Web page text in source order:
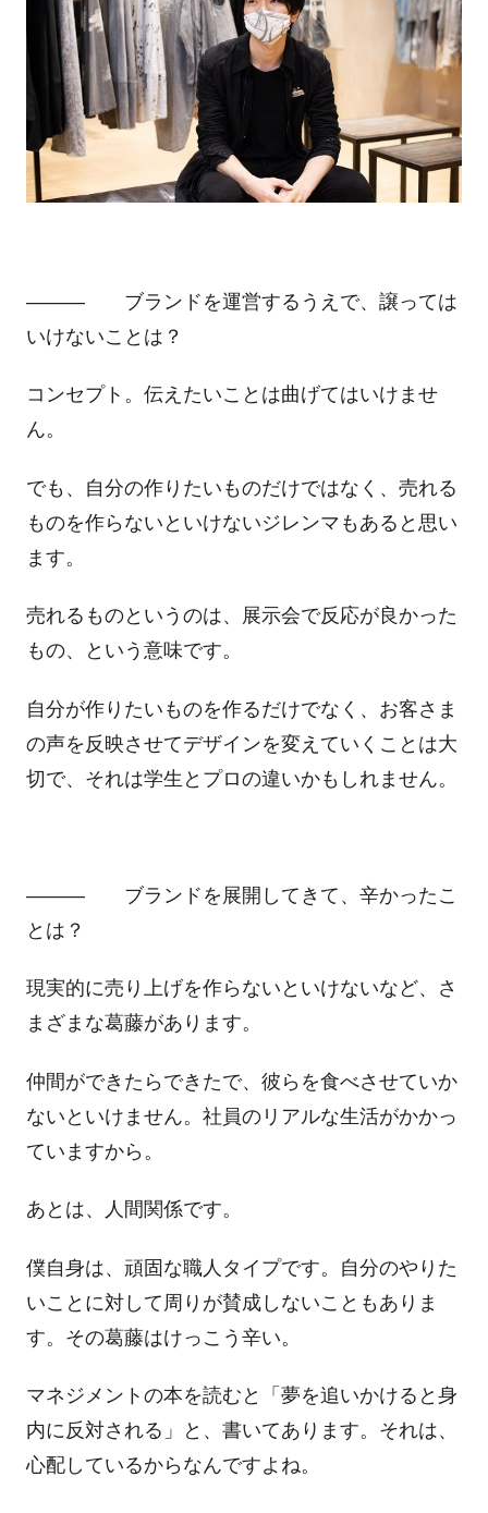
――― ブランドを運営するうえで、譲っては
いけないことは？
コンセプト。伝えたいことは曲げてはいけませ
ん。
でも、自分の作りたいものだけではなく、売れる
ものを作らないといけないジレンマもあると思い
ます。
売れるものというのは、展示会で反応が良かった
もの、という意味です。
自分が作りたいものを作るだけでなく、お客さま
の声を反映させてデザインを変えていくことは大
切で、それは学生とプロの違いかもしれません。
――― ブランドを展開してきて、辛かったこ
とは？
現実的に売り上げを作らないといけないなど、さ
まざまな葛藤があります。
仲間ができたらできたで、彼らを食べさせていか
ないといけません。社員のリアルな生活がかかっ
ていますから。
あとは、人間関係です。
僕自身は、頑固な職人タイプです。自分のやりた
いことに対して周りが賛成しないこともありま
す。その葛藤はけっこう辛い。
マネジメントの本を読むと「夢を追いかけると身
内に反対される」と、書いてあります。それは、
心配しているからなんですよね。